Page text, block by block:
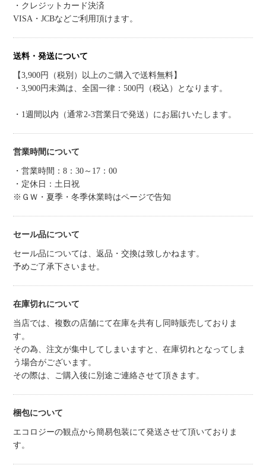
・クレジットカード決済
VISA・JCBなどご利用頂けます。
送料・発送について
【3,900円（税別）以上のご購入で送料無料】
・3,900円未満は、全国一律：500円（税込）となります。
・1週間以内（通常2-3営業日で発送）にお届けいたします。
営業時間について
・営業時間：8：30～17：00
・定休日：土日祝
※ＧＷ・夏季・冬季休業時はページで告知
セール品について
セール品については、返品・交換は致しかねます。
予めご了承下さいませ。
在庫切れについて
当店では、複数の店舗にて在庫を共有し同時販売しておりま
す。
その為、注文が集中してしまいますと、在庫切れとなってしま
う場合がございます。
その際は、ご購入後に別途ご連絡させて頂きます。
梱包について
エコロジーの観点から簡易包装にて発送させて頂いておりま
す。